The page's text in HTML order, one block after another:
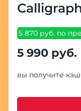
5 870 руб. по
5 990 руб.
вы получите